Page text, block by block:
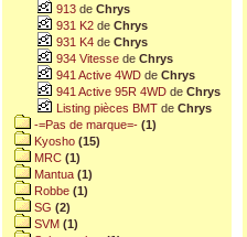
913 de Chrys
931 K2 de Chrys
931 K4 de Chrys
934 Vitesse de Chrys
941 Active 4WD de Chrys
941 Active 95R 4WD de Chrys
Listing pièces BMT de Chrys
-=Pas de marque=- (1)
Kyosho (15)
MRC (1)
Mantua (1)
Robbe (1)
SG (2)
SVM (1)